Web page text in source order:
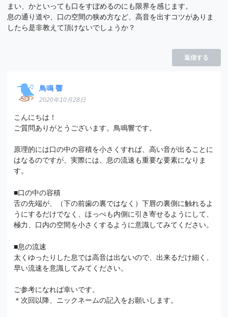
まい、かといっても口をすぼめるのにも限界を感じます。
息の通り道や、口の空間の狭め方など、高音を出すコツがありま
したら是非教えて頂けないでしょうか？
返信する
鳥鳴 響
2020年10月28日
こんにちは！
ご質問ありがとうございます。鳥鳴響です。
原理的には口の中の容積を小さくすれば、高い音が出ることに
はなるのですが、実際には、息の流速も重要な要素になりま
す。
■口の中の容積
舌の先端が、（下の前歯の裏ではなく）下唇の裏側に触れるよ
うにするだけでなく、ほっぺも内側に引き寄せるようにして、
極力、口内の空間を小さくするように意識してみてください。
■息の流速
太くゆったりした息では高音は出ないので、出来るだけ細く、
早い流速を意識してみてください。
ご参考になれば幸いです。
＊次回以降、ニックネームの記入をお願いします。